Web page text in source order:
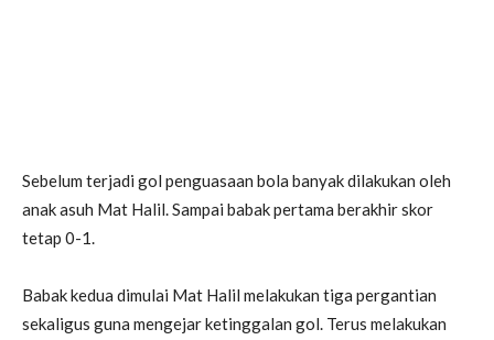
Sebelum terjadi gol penguasaan bola banyak dilakukan oleh
anak asuh Mat Halil. Sampai babak pertama berakhir skor
tetap 0-1.
Babak kedua dimulai Mat Halil melakukan tiga pergantian
sekaligus guna mengejar ketinggalan gol. Terus melakukan